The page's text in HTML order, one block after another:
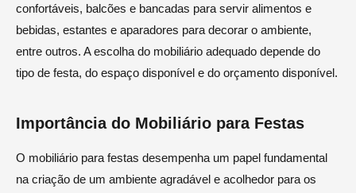
confortáveis, balcões e bancadas para servir alimentos e
bebidas, estantes e aparadores para decorar o ambiente,
entre outros. A escolha do mobiliário adequado depende do
tipo de festa, do espaço disponível e do orçamento disponível.
Importância do Mobiliário para Festas
O mobiliário para festas desempenha um papel fundamental
na criação de um ambiente agradável e acolhedor para os